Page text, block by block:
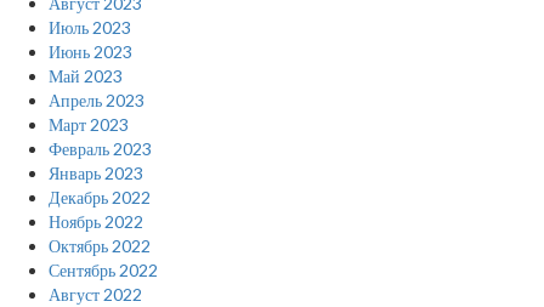
Июль 2023
Июнь 2023
Май 2023
Апрель 2023
Март 2023
Февраль 2023
Январь 2023
Декабрь 2022
Ноябрь 2022
Октябрь 2022
Сентябрь 2022
Август 2022